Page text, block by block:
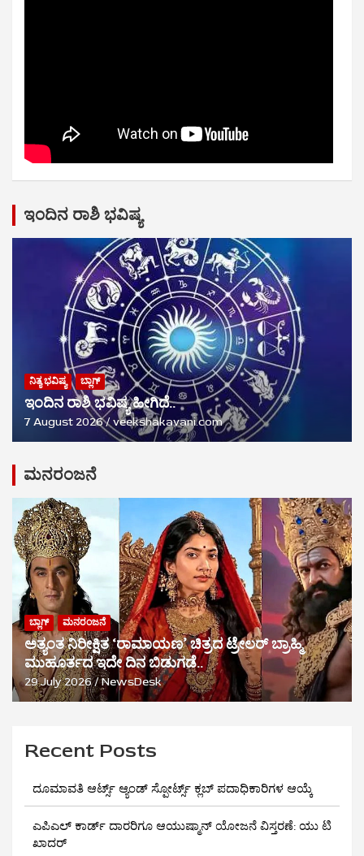
ಇಂದಿನ ರಾಶಿ ಭವಿಷ್ಯ
ನಿತ್ಯ ಭವಿಷ್ಯ ಬ್ಲಾಗ್
ಇಂದಿನ ರಾಶಿ ಭವಿಷ್ಯ ಹೀಗಿದೆ..
7 August 2026 veekshakavani.com
ಮನರಂಜನೆ
ಬ್ಲಾಗ್ ಮನರಂಜನೆ
ಅತ್ಯಂತ ನಿರೀಕ್ಷಿತ ‘ರಾಮಾಯಣ’ ಚಿತ್ರದ ಟ್ರೇಲರ್ ಬ್ರಾಹ್ಮಿ
ಮುಹೂರ್ತದ ಇದೇ ದಿನ ಬಿಡುಗಡೆ..
29 July 2026 NewsDesk
Recent Posts
ದೂಮಾವತಿ ಆರ್ಟ್ಸ್ ಆ್ಯಂಡ್ ಸ್ಪೋರ್ಟ್ಸ್ ಕ್ಲಬ್‌ ಪದಾಧಿಕಾರಿಗಳ ಆಯ್ಕೆ
ಎಪಿಎಲ್ ಕಾರ್ಡ್ ದಾರರಿಗೂ ಆಯುಷ್ಮಾನ್ ಯೋಜನೆ ವಿಸ್ತರಣೆ: ಯು ಟಿ
ಖಾದರ್